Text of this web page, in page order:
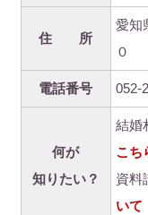
住 所
愛知
０
電話番号 052-
何が
知りたい？
結婚
こち
資料
いて